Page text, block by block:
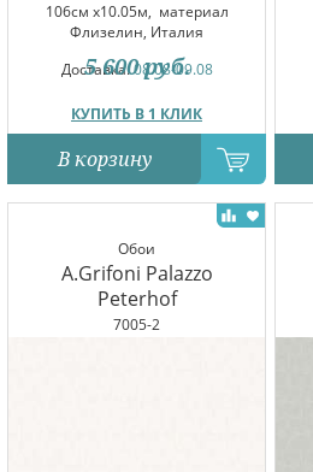
106см x10.05м, материал
Флизелин, Италия
Доставка:08.08-09.08
КУПИТЬ В 1 КЛИК
5 600 руб.
В корзину
Обои
A.Grifoni Palazzo
Peterhof
7005-2